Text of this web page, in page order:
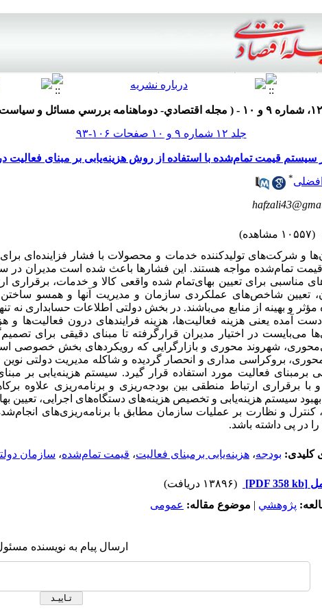
جلد ۱۲ شماره ۹ و ۱۰ صفحات ۱۰۶-۹۳
سیستم قیمت تمام‌شده با استفاده از روش هزینه‌یابی بر مبنای فعالیت
*
(۱۰۵۵۷ مشاهده)
و شرکت‌های تولیدکننده خدمات و محصولات با فشار فزاینده‌ای برای
تمام‌شده مواجه هستند. این فشارها باعث شده است مدیران در
مناسبی برای تعیین بهای‌تمام شده واقعی کالا و خدمات، برقراری
تعیین شاخص‌های عملکردی سازمان و مدیریت آنها و همسو ساختن
مؤثر و بهینه از منابع می‌باشند. در بخش دولتی اطلاعات حسابداری
آمده یعنی هزینه فعالیت‌ها، هزینه فرایندهای درون فعالیت‌ها
می‌بایست در اختیار مدیران قرار‌گرفته تا مبنای دقیقی برای
شهروند محوری و بازارگرایی که رویکردهای بخش خصوصی
محوری، بروکراسی ‌مداری و انحصار گردیده و شاکله مدیریت دولتی
برمبنای فعالیت مورد استفاده قرار گیرد. سیستم هزینه‌یابی بر
با برقراری ارتباط منطقی بین بودجه‌ریزی و برنامه‌ریزی علاوه
بهبود سیستم هزینه‌یابی و تخصیص هزینه‌های دستگاه‌های اجرایی،
کنترل و نظارت بر عملیات سازمان مطابق با برنامه‌ریزی‌های
در پی داشته باشد.
کلیدی: بودجه، هزینه‌یابی برمبنای فعالیت، قیمت تمام‌شده، سازمان
[PDF 358 kb]
(۱۳۸۹۶ دریافت)
پژوهشي | موضوع مقاله: عمومى
ارسال پیام به نویسنده